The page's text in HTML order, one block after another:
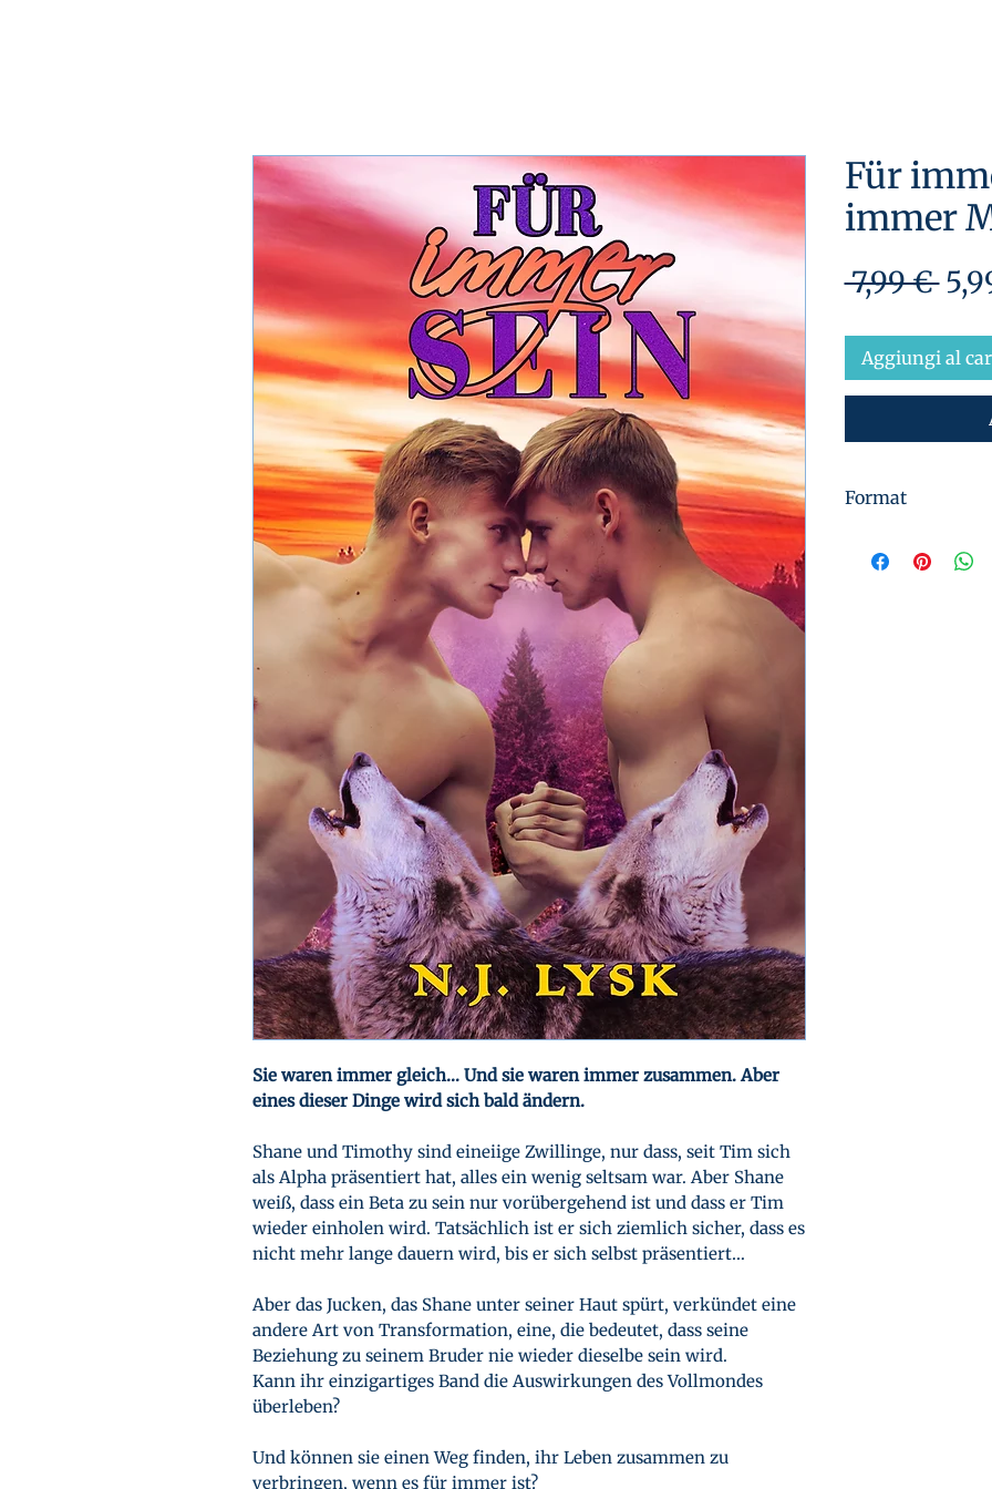
Sie waren immer gleich… Und sie waren immer zusammen. Aber
eines dieser Dinge wird sich bald ändern.
Shane und Timothy sind eineiige Zwillinge, nur dass, seit Tim sich
als Alpha präsentiert hat, alles ein wenig seltsam war. Aber Shane
weiß, dass ein Beta zu sein nur vorübergehend ist und dass er Tim
wieder einholen wird. Tatsächlich ist er sich ziemlich sicher, dass es
nicht mehr lange dauern wird, bis er sich selbst präsentiert…
Aber das Jucken, das Shane unter seiner Haut spürt, verkündet eine
andere Art von Transformation, eine, die bedeutet, dass seine
Beziehung zu seinem Bruder nie wieder dieselbe sein wird.
Kann ihr einzigartiges Band die Auswirkungen des Vollmondes
überleben?
Und können sie einen Weg finden, ihr Leben zusammen zu
verbringen, wenn es für immer ist?
Für
immer
7,99 €
Aggiungi al
Format